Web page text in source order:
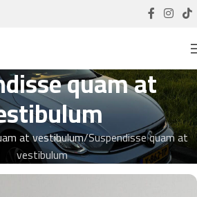
quam at
at vestibulum Suspendisse quam at
vestibulum